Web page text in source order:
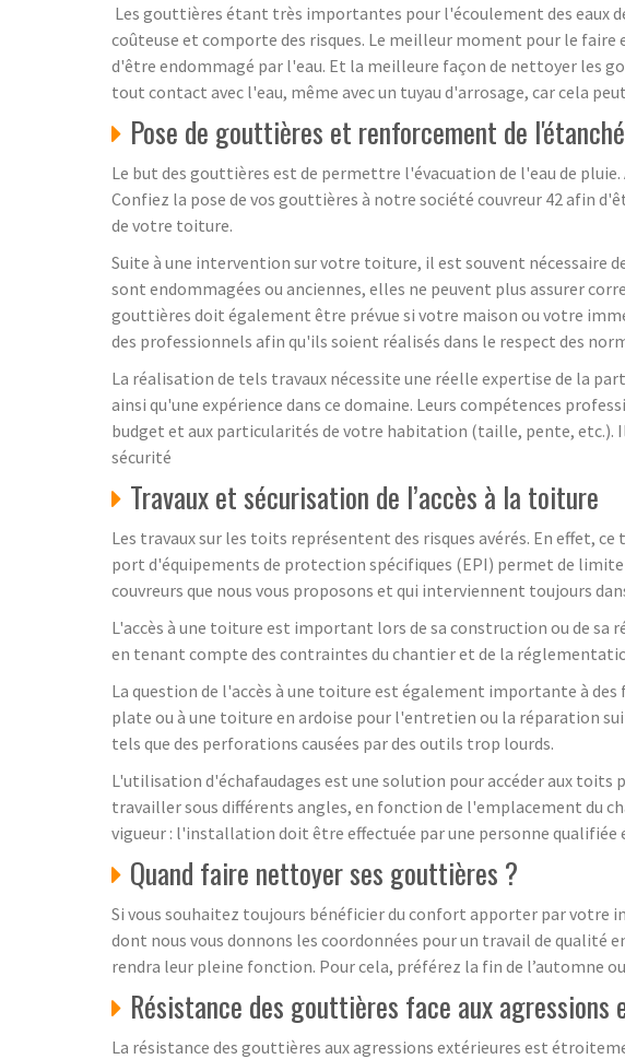
Les gouttières étant très importantes pour l'écoulement des eaux
coûteuse et comporte des risques. Le meilleur moment pour le
d'être endommagé par l'eau. Et la meilleure façon de nettoyer les
tout contact avec l'eau, même avec un tuyau d'arrosage, car cela
Pose de gouttières et renforcement de
Le but des gouttières est de permettre l'évacuation de l'eau de
Confiez la pose de vos gouttières à notre société couvreur 42 afin
de votre toiture.
Suite à une intervention sur votre toiture, il est souvent nécessaire
sont endommagées ou anciennes, elles ne peuvent plus assurer
gouttières doit également être prévue si votre maison ou votre
des professionnels afin qu'ils soient réalisés dans le respect des
La réalisation de tels travaux nécessite une réelle expertise de la
ainsi qu'une expérience dans ce domaine. Leurs compétences
budget et aux particularités de votre habitation (taille, pente, etc.).
sécurité
Travaux et sécurisation de l’accès à la toiture
Les travaux sur les toits représentent des risques avérés. En effet,
port d'équipements de protection spécifiques (EPI) permet de
couvreurs que nous vous proposons et qui interviennent toujours
L'accès à une toiture est important lors de sa construction ou de
en tenant compte des contraintes du chantier et de la
La question de l'accès à une toiture est également importante à
plate ou à une toiture en ardoise pour l'entretien ou la réparation
tels que des perforations causées par des outils trop lourds.
L'utilisation d'échafaudages est une solution pour accéder aux
travailler sous différents angles, en fonction de l'emplacement du
vigueur : l'installation doit être effectuée par une personne qualifiée
Quand faire nettoyer ses gouttières ?
Si vous souhaitez toujours bénéficier du confort apporter par votre
dont nous vous donnons les coordonnées pour un travail de qualité
rendra leur pleine fonction. Pour cela, préférez la fin de l’automne
Résistance des gouttières face aux agressions
La résistance des gouttières aux agressions extérieures est